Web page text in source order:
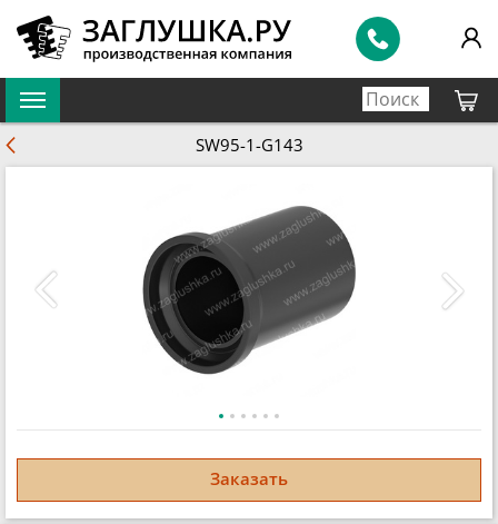
SW95-1-G143
Заказать